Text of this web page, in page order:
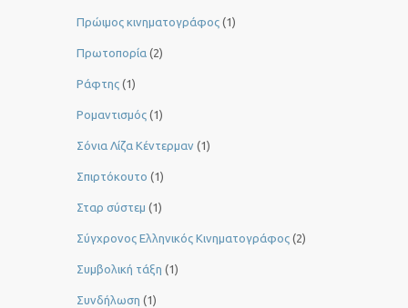
Πρώιμος κινηματογράφος (1)
Πρωτοπορία (2)
Ράφτης (1)
Ρομαντισμός (1)
Σόνια Λίζα Κέντερμαν (1)
Σπιρτόκουτο (1)
Σταρ σύστεμ (1)
Σύγχρονος Ελληνικός Κινηματογράφος (2)
Συμβολική τάξη (1)
Συνδήλωση (1)